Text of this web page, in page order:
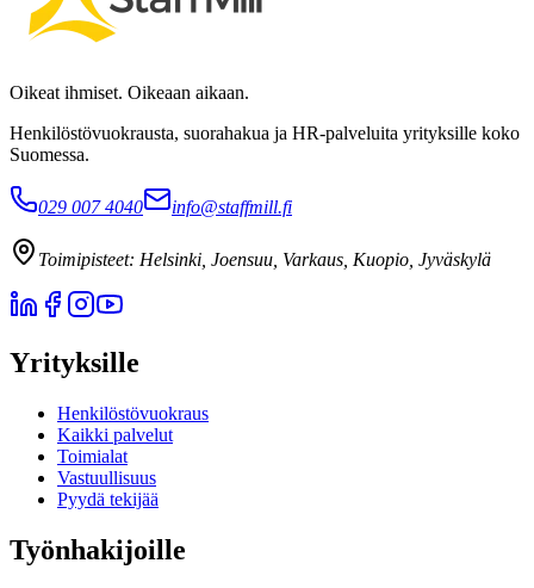
Oikeat ihmiset. Oikeaan aikaan.
Henkilöstövuokrausta, suorahakua ja HR-palveluita yrityksille koko
Suomessa.
029 007 4040 info@staffmill.fi
Toimipisteet: Helsinki, Joensuu, Varkaus, Kuopio, Jyväskylä
Yrityksille
Henkilöstövuokraus
Kaikki palvelut
Toimialat
Vastuullisuus
Pyydä tekijää
Työnhakijoille